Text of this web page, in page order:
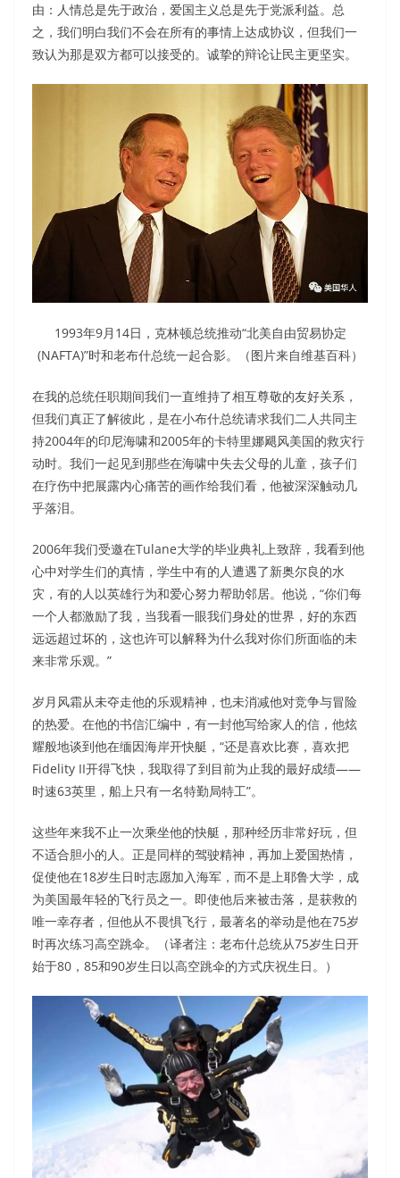
由：人情总是先于政治，爱国主义总是先于党派利益。总
之，我们明白我们不会在所有的事情上达成协议，但我们一
致认为那是双方都可以接受的。诚挚的辩论让民主更坚实。
1993年9月14日，克林顿总统推动“北美自由贸易协定
(NAFTA)”时和老布什总统一起合影。（图片来自维基百科）
在我的总统任职期间我们一直维持了相互尊敬的友好关系，
但我们真正了解彼此，是在小布什总统请求我们二人共同主
持2004年的印尼海啸和2005年的卡特里娜飓风美国的救灾行
动时。我们一起见到那些在海啸中失去父母的儿童，孩子们
在疗伤中把展露内心痛苦的画作给我们看，他被深深触动几
乎落泪。
2006年我们受邀在Tulane大学的毕业典礼上致辞，我看到他
心中对学生们的真情，学生中有的人遭遇了新奥尔良的水
灾，有的人以英雄行为和爱心努力帮助邻居。他说，“你们每
一个人都激励了我，当我看一眼我们身处的世界，好的东西
远远超过坏的，这也许可以解释为什么我对你们所面临的未
来非常乐观。”
岁月风霜从未夺走他的乐观精神，也未消减他对竞争与冒险
的热爱。在他的书信汇编中，有一封他写给家人的信，他炫
耀般地谈到他在缅因海岸开快艇，“还是喜欢比赛，喜欢把
Fidelity II开得飞快，我取得了到目前为止我的最好成绩——
时速63英里，船上只有一名特勤局特工”。
这些年来我不止一次乘坐他的快艇，那种经历非常好玩，但
不适合胆小的人。正是同样的驾驶精神，再加上爱国热情，
促使他在18岁生日时志愿加入海军，而不是上耶鲁大学，成
为美国最年轻的飞行员之一。即使他后来被击落，是获救的
唯一幸存者，但他从不畏惧飞行，最著名的举动是他在75岁
时再次练习高空跳伞。（译者注：老布什总统从75岁生日开
始于80，85和90岁生日以高空跳伞的方式庆祝生日。）